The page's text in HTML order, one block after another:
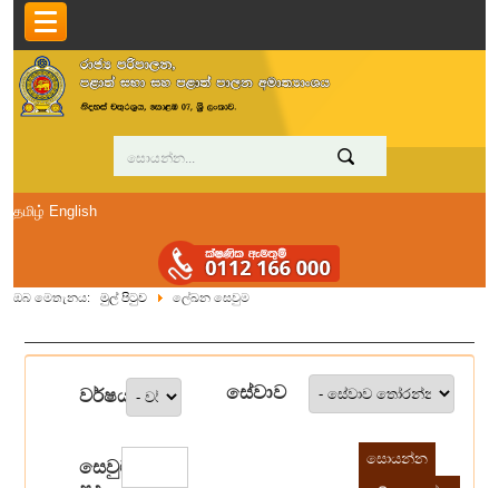
தமிழ் English
ඔබ මෙතැනය: මුල් පිටුව ලේඛන සෙවුම
වර්ෂය සේවාව
සෙවුම්